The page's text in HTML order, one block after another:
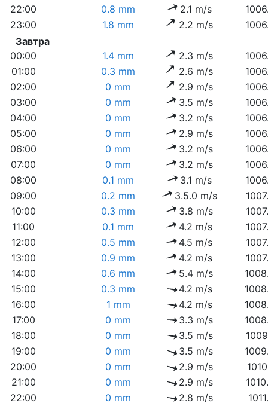
22:00
0.8 mm 2.1 m/s
23:00
1.8 mm 2.2 m/s
Завтра
00:00
1.4 mm 2.3 m/s
01:00
0.3 mm 2.6 m/s
02:00
0 mm 2.9 m/s
03:00
0 mm 3.5 m/s
04:00
0 mm 3.2 m/s
05:00
0 mm 2.9 m/s
06:00
0 mm 3.2 m/s
07:00
0 mm 3.2 m/s
08:00
0.1 mm 3.1 m/s
09:00
0.2 mm 3.5.0 m/s
10:00
0.3 mm 3.8 m/s
11:00
0.1 mm 4.2 m/s
12:00
0.5 mm 4.5 m/s
13:00
0.9 mm 4.2 m/s
14:00
0.6 mm 5.4 m/s
15:00
0.3 mm 4.2 m/s
16:00
1 mm 4.2 m/s
17:00
0 mm 3.3 m/s
18:00
0 mm 3.5 m/s
19:00
0 mm 3.5 m/s
20:00
0 mm 2.9 m/s
21:00
0 mm 2.9 m/s
22:00
0 mm 2.8 m/s